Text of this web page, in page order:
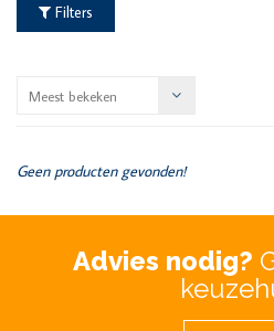
Filters
Meest bekeken
Geen producten gevonden!
Advies nodig?